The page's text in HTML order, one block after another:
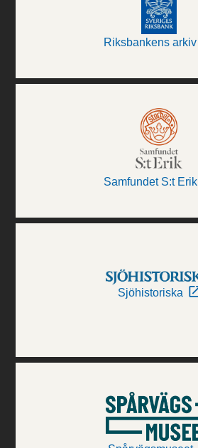
Riksbankens arkiv
Samfundet S:t Erik
Sjöhistoriska